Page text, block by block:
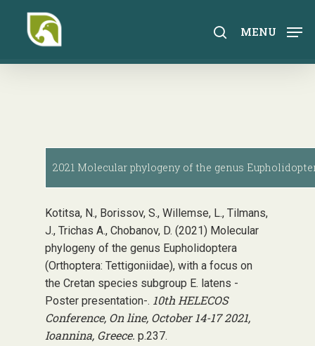
content
search
MENU
2021 Molecular phylogeny of the genus
Kotitsa, N., Borissov, S., Willemse, L., Tilmans,
J., Trichas A., Chobanov, D. (2021) Molecular
phylogeny of the genus Eupholidoptera
(Orthoptera: Tettigoniidae), with a focus on
the Cretan species subgroup E. latens -
Poster presentation-. 10th HELECOS
Conference, On line, October 14-17 2021,
Ioannina, Greece. p.237.